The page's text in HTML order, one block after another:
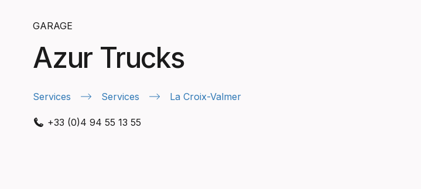
GARAGE
Azur Trucks
Services Services La Croix-Valmer
+33 (0)4 94 55 13 55